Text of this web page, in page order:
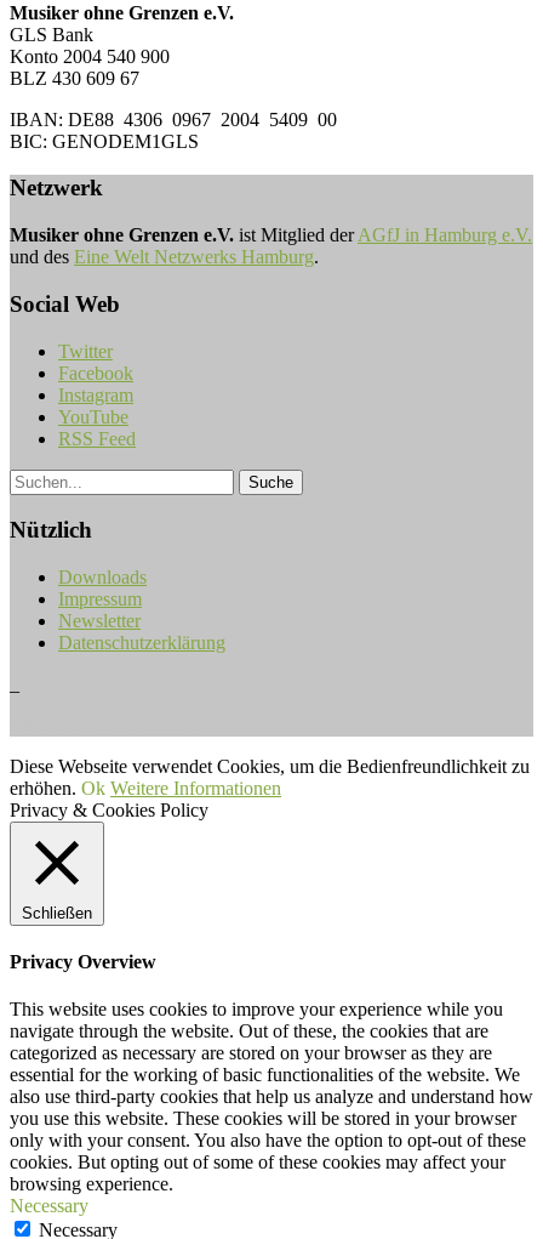
Musiker ohne Grenzen e.V.
GLS Bank
Konto 2004 540 900
BLZ 430 609 67
IBAN: DE88 4306 0967 2004 5409 00
BIC: GENODEM1GLS
Netzwerk
Musiker ohne Grenzen e.V. ist Mitglied derAGfJ in Hamburg e.V.
und des Eine Welt Netzwerks Hamburg.
Social Web
Twitter
Facebook
Instagram
YouTube
RSS Feed
Nützlich
Downloads
Impressum
Newsletter
Datenschutzerklärung
Diese Webseite verwendet Cookies, um die Bedienfreundlichkeit zu
erhöhen. Ok Weitere Informationen
Privacy & Cookies Policy
Schließen
Privacy Overview
This website uses cookies to improve your experience while you
navigate through the website. Out of these, the cookies that are
categorized as necessary are stored on your browser as they are
essential for the working of basic functionalities of the website. We
also use third-party cookies that help us analyze and understand how
you use this website. These cookies will be stored in your browser
only with your consent. You also have the option to opt-out of these
cookies. But opting out of some of these cookies may affect your
browsing experience.
Necessary
Necessary